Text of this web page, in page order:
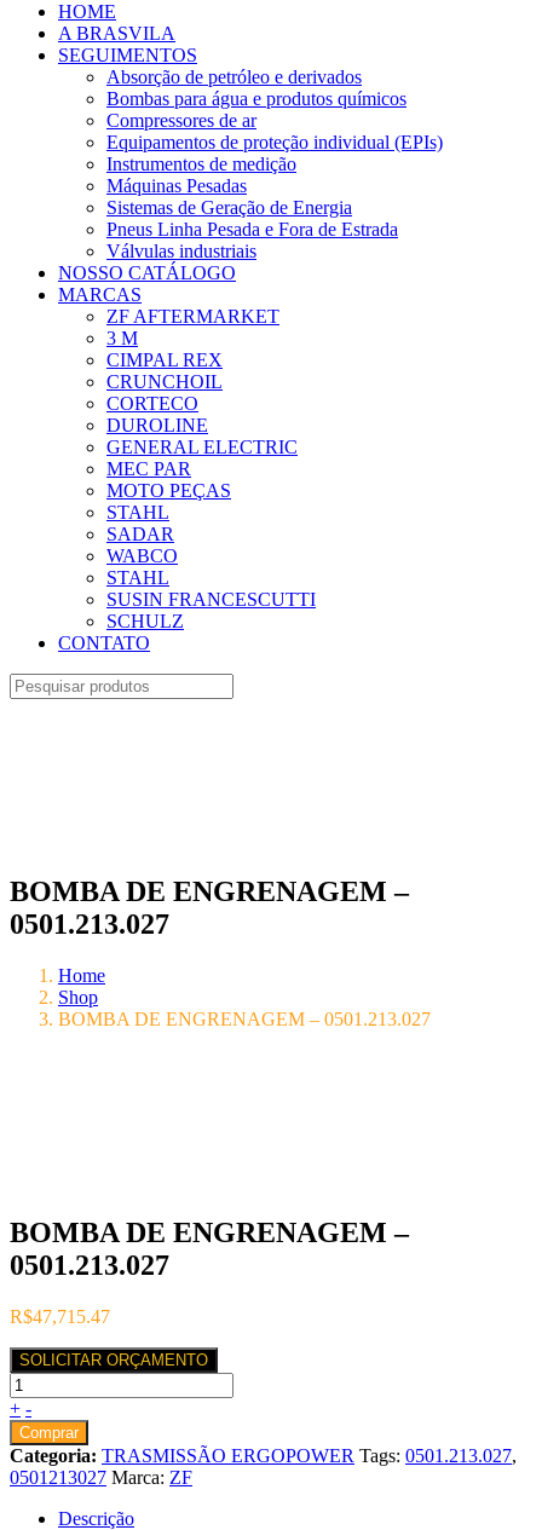
HOME
A BRASVILA
SEGUIMENTOS
Absorção de petróleo e derivados
Bombas para água e produtos químicos
Compressores de ar
Equipamentos de proteção individual (EPIs)
Instrumentos de medição
Máquinas Pesadas
Sistemas de Geração de Energia
Pneus Linha Pesada e Fora de Estrada
Válvulas industriais
NOSSO CATÁLOGO
MARCAS
ZF AFTERMARKET
3 M
CIMPAL REX
CRUNCHOIL
CORTECO
DUROLINE
GENERAL ELECTRIC
MEC PAR
MOTO PEÇAS
STAHL
SADAR
WABCO
STAHL
SUSIN FRANCESCUTTI
SCHULZ
CONTATO
BOMBA DE ENGRENAGEM –
0501.213.027
Home
Shop
BOMBA DE ENGRENAGEM – 0501.213.027
BOMBA DE ENGRENAGEM –
0501.213.027
R$47,715.47
SOLICITAR ORÇAMENTO
+ -
Comprar
Categoria: TRASMISSÃO ERGOPOWER Tags: 0501.213.027,
0501213027 Marca: ZF
Descrição